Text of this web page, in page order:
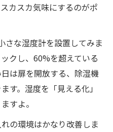
カスカ気味にするのがポ
さな湿度計を設置してみま
クし、60%を超えている
は扉を開放する、除湿機
す。湿度を「見える化」
すよ。
の環境はかなり改善しま